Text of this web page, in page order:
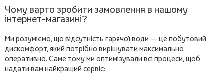
Чому варто зробити замовлення в нашому
інтернет-магазині?
Ми розуміємо, що відсутність гарячої води — це побутовий
дискомфорт, який потрібно вирішувати максимально
оперативно. Саме тому ми оптимізували всі процеси, щоб
надати вам найкращий сервіс: